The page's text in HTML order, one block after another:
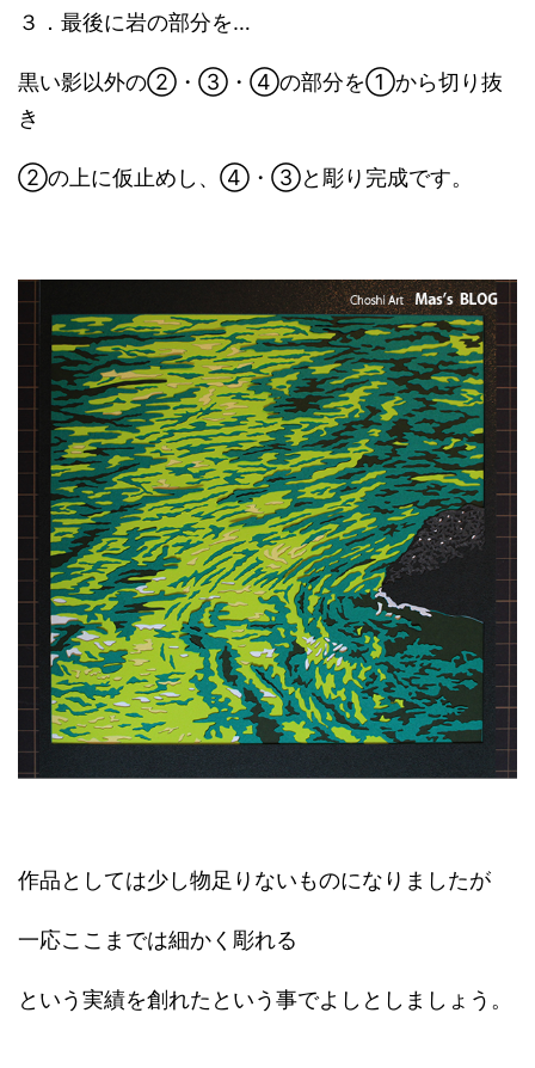
３．最後に岩の部分を…
黒い影以外の②・③・④の部分を①から切り抜
き
②の上に仮止めし、④・③と彫り完成です。
作品としては少し物足りないものになりましたが
一応ここまでは細かく彫れる
という実績を創れたという事でよしとしましょう。